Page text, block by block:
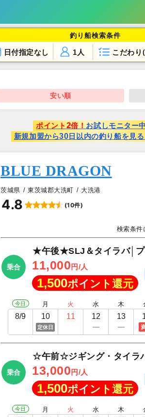
釣り船検索条件
日付指定なし こだわり
1人
安い順
ポイント 2倍！ お試しモニター中
新規加盟から30 日以内の釣り船を見る
BLUE DRAGON
茨城県 東茨城郡大洗町 大洗港
4.8 (10件)
検索条件
乗合
★午後★SLJ＆タイラバ│プ
11,000 円/人
1,500ポイント還元
今日
8/9
月
10
定休日
火
11
水
12
木
13
乗合
☆午前☆ジギング・タイラ
13,000 円/人
1,500ポイント還元
今日 月 火 水 木